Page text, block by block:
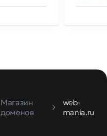
Магазин
доменов
web-
mania.ru